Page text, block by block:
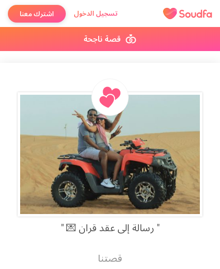
تسجيل الدخول اشترك معنا
قصة ناجحة
رسالة إلى عقد قران 💌
قصتنا